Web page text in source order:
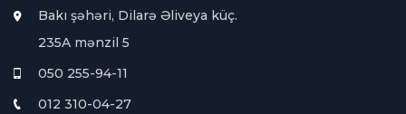
Bakı şəhəri, Dilarə Əliveya küç.
235A mənzil 5
050 255-94-11
012 310-04-27